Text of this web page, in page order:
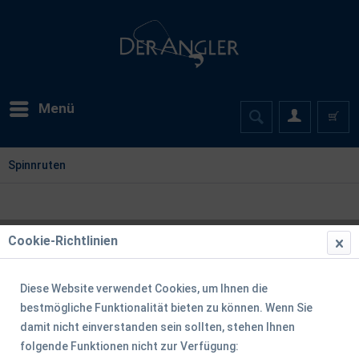
Menü
Spinnruten
Cookie-Richtlinien
Diese Website verwendet Cookies, um Ihnen die
bestmögliche Funktionalität bieten zu können. Wenn Sie
damit nicht einverstanden sein sollten, stehen Ihnen
folgende Funktionen nicht zur Verfügung: